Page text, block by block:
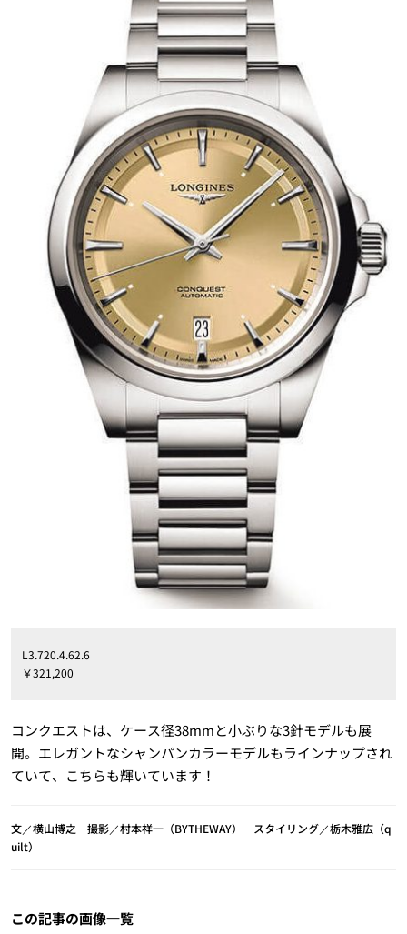
L3.720.4.62.6
￥321,200
コンクエストは、ケース径38mmと小ぶりな3針モデルも展
開。エレガントなシャンパンカラーモデルもラインナップされ
ていて、こちらも輝いています！
文／横山博之 撮影／村本祥一（BYTHEWAY） スタイリング／栃木雅広（q
uilt）
この記事の画像一覧